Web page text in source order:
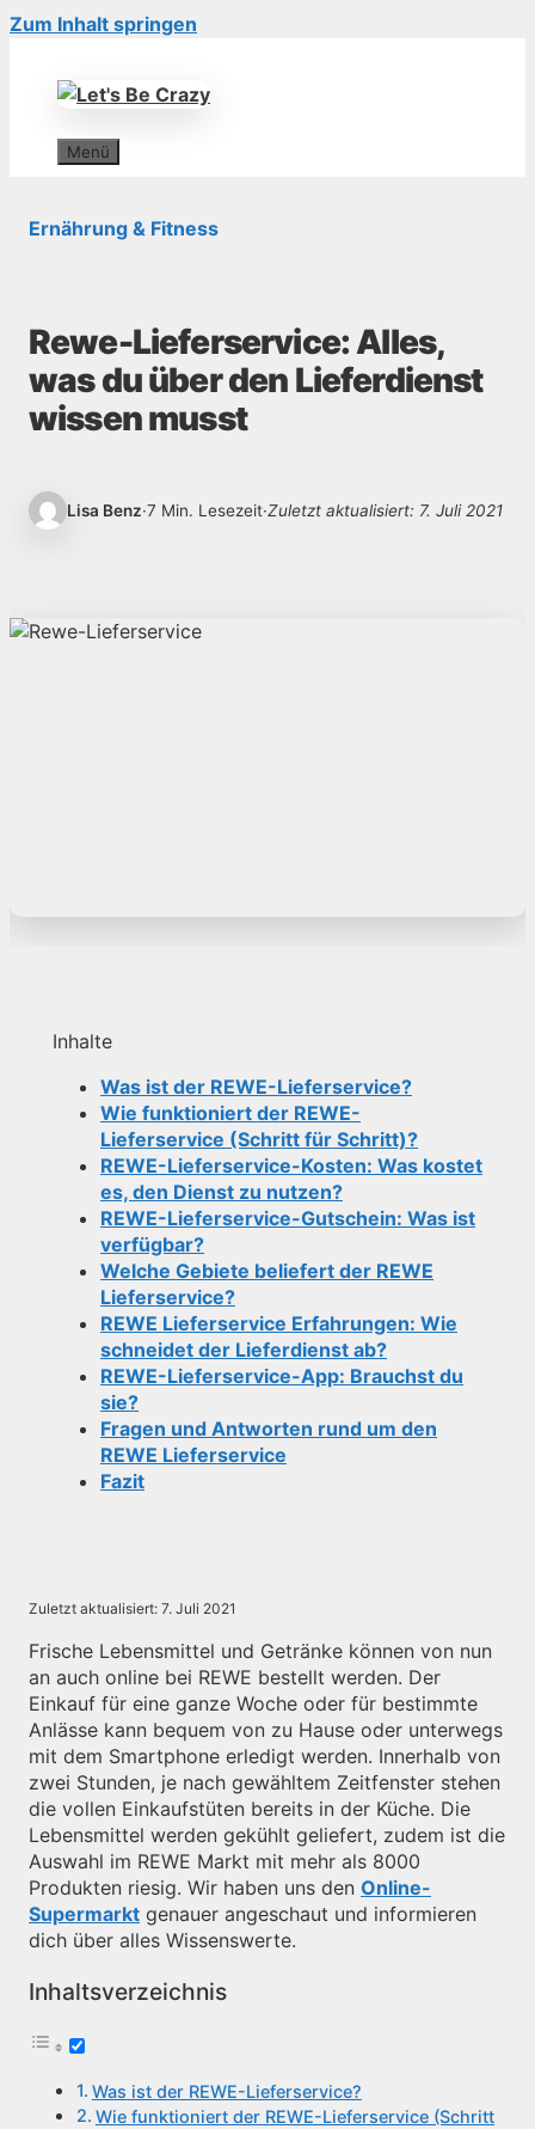
Zum Inhalt springen
Menü
Ernährung & Fitness
Rewe-Lieferservice: Alles,
was du über den Lieferdienst
wissen musst
Lisa Benz·7 Min. Lesezeit·Zuletzt aktualisiert: 7. Juli 2021
Inhalte
Was ist der REWE-Lieferservice?
Wie funktioniert der REWE-
Lieferservice (Schritt für Schritt)?
REWE-Lieferservice-Kosten: Was kostet
es, den Dienst zu nutzen?
REWE-Lieferservice-Gutschein: Was ist
verfügbar?
Welche Gebiete beliefert der REWE
Lieferservice?
REWE Lieferservice Erfahrungen: Wie
schneidet der Lieferdienst ab?
REWE-Lieferservice-App: Brauchst du
sie?
Fragen und Antworten rund um den
REWE Lieferservice
Fazit
Zuletzt aktualisiert: 7. Juli 2021
Frische Lebensmittel und Getränke können von nun
an auch online bei REWE bestellt werden. Der
Einkauf für eine ganze Woche oder für bestimmte
Anlässe kann bequem von zu Hause oder unterwegs
mit dem Smartphone erledigt werden. Innerhalb von
zwei Stunden, je nach gewähltem Zeitfenster stehen
die vollen Einkaufstüten bereits in der Küche. Die
Lebensmittel werden gekühlt geliefert, zudem ist die
Auswahl im REWE Markt mit mehr als 8000
Produkten riesig. Wir haben uns den Online-
Supermarkt genauer angeschaut und informieren
dich über alles Wissenswerte.
Inhaltsverzeichnis
Was ist der REWE-Lieferservice?
Wie funktioniert der REWE-Lieferservice (Schritt